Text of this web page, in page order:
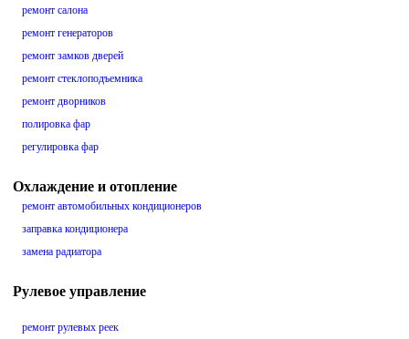
ремонт салона
ремонт генераторов
ремонт замков дверей
ремонт стеклоподъемника
ремонт дворников
полировка фар
регулировка фар
Охлаждение и отопление
ремонт автомобильных кондиционеров
заправка кондиционера
замена радиатора
Рулевое управление
ремонт рулевых реек